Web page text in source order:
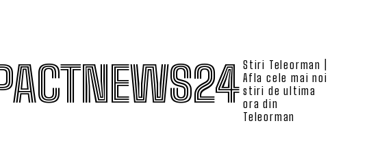
Stiri Teleorman |
Afla cele mai noi
stiri de ultima
ora din
Teleorman